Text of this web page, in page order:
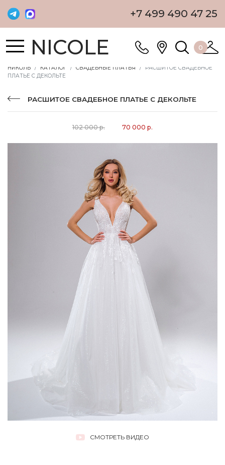
+7 499 490 47 25
NICOLE 0
НИКОЛЬ КАТАЛОГ СВАДЕБНЫЕ ПЛАТЬЯ
РАСШИТОЕ СВАДЕБНОЕ
ПЛАТЬЕ С ДЕКОЛЬТЕ
РАСШИТОЕ СВАДЕБНОЕ ПЛАТЬЕ С ДЕКОЛЬТЕ
102 000 р. 70 000 р.
СМОТРЕТЬ ВИДЕО